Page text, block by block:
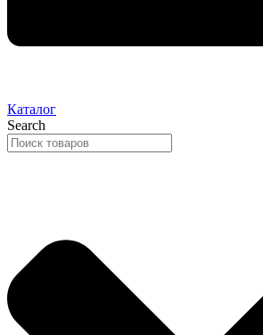
Каталог
Search